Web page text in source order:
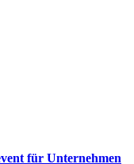
für Unternehmen